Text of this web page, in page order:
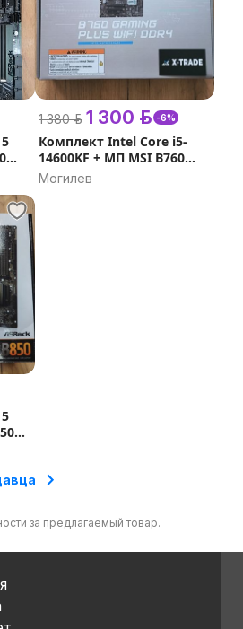
1 380 р. 1 300 р. -6%
Комплект Intel Core i5-
14600KF + МП MSI B760
Gaming Plus WiFi DDR4
Могилев
за предлагаемый товар.